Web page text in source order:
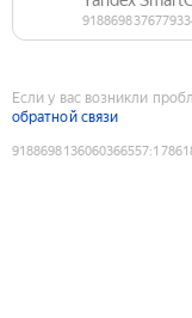
Если у вас возникли
обратной связи
9188698136060366557: